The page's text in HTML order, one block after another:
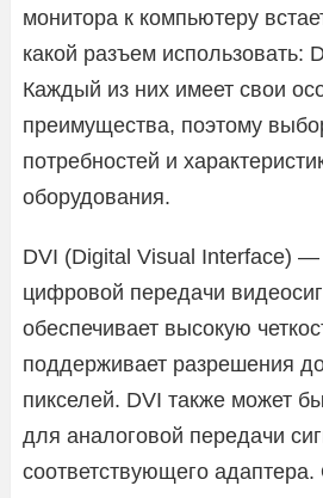
монитора к компьютеру
какой разъем использовать:
Каждый из них имеет свои
преимущества, поэтому
потребностей и
оборудования.
DVI (Digital Visual Interface)
цифровой передачи
обеспечивает высокую
поддерживает разрешения
пикселей. DVI также может
для аналоговой передачи
соответствующего